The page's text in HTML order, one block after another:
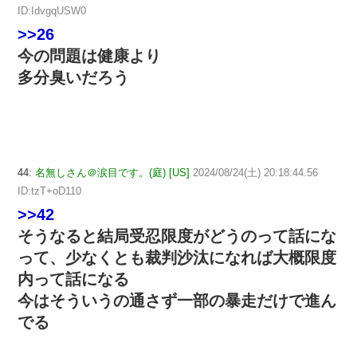
ID:IdvgqUSW0
>>26
今の問題は健康より
多分臭いだろう
44: 名無しさん＠涙目です。(庭) [US] 2024/08/24(土) 20:18:44.56
ID:tzT+oD110
>>42
そうなると結局受忍限度がどうのって話にな
って、少なくとも裁判沙汰になれば大概限度
内って話になる
今はそういうの通さず一部の暴走だけで進ん
でる